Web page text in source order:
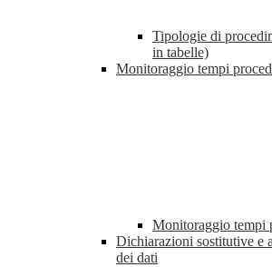
Tipologie di
in tabelle)
Monitoraggio tempi
Monitoraggio tempi
Dichiarazioni sostitutive e
dei dati